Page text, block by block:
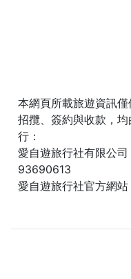
本網頁所載旅遊資訊僅
招攬、簽約與收款，
行：
愛自遊旅行社有限公
93690613
愛自遊旅行社官方網站